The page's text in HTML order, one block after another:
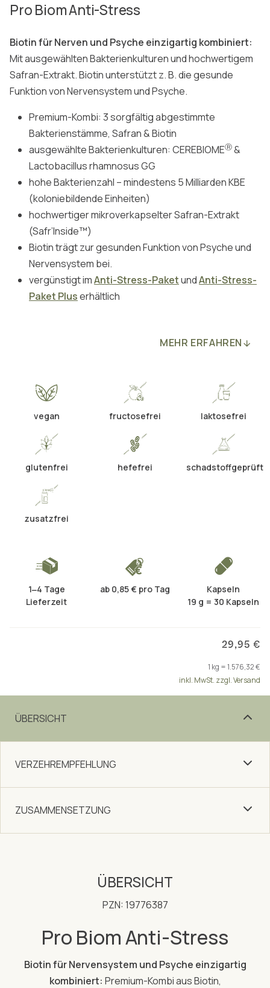
Pro Biom Anti-Stress
Biotin für Nerven und Psyche einzigartig kombiniert:
Mit ausgewählten Bakterienkulturen und hochwertigem
Safran-Extrakt. Biotin unterstützt z. B. die gesunde
Funktion von Nervensystem und Psyche.
Premium-Kombi: 3 sorgfältig abgestimmte
Bakterienstämme, Safran & Biotin
ausgewählte Bakterienkulturen: CEREBIOMEⓇ&
Lactobacillus rhamnosus GG
hohe Bakterienzahl – mindestens 5 Milliarden KBE
(koloniebildende Einheiten)
hochwertiger mikroverkapselter Safran-Extrakt
(Safr’Inside™)
Biotin trägt zur gesunden Funktion von Psyche und
Nervensystem bei.
vergünstigt imAnti-Stress-PaketundAnti-Stress-
Paket Pluserhältlich
MEHR ERFAHREN
vegan fructosefrei laktosefrei
glutenfrei hefefrei schadstoffgeprüft
zusatzfrei
1‒4 Tage
Lieferzeit
ab 0,85 € pro Tag
Kapseln
19 g = 30 Kapseln
29,95 €
1 kg = 1.576,32 €
inkl. MwSt. zzgl. Versand
ÜBERSICHT
VERZEHREMPFEHLUNG
ZUSAMMENSETZUNG
ÜBERSICHT
PZN: 19776387
Pro Biom Anti-Stress
Biotin für Nervensystem und Psyche einzigartig
kombiniert: Premium-Kombi aus Biotin,